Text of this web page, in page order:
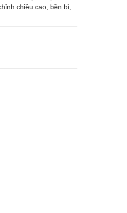
chiều cao, bền bỉ,